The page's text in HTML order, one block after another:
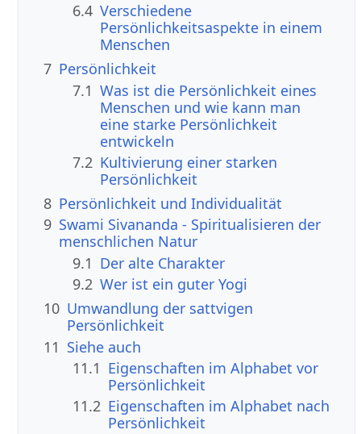
6.4 Verschiedene
Persönlichkeitsaspekte in einem
Menschen
7 Persönlichkeit
7.1 Was ist die Persönlichkeit eines
Menschen und wie kann man
eine starke Persönlichkeit
entwickeln
7.2 Kultivierung einer starken
Persönlichkeit
8 Persönlichkeit und Individualität
9 Swami Sivananda - Spiritualisieren der
menschlichen Natur
9.1 Der alte Charakter
9.2 Wer ist ein guter Yogi
10 Umwandlung der sattvigen
Persönlichkeit
11 Siehe auch
11.1 Eigenschaften im Alphabet vor
Persönlichkeit
11.2 Eigenschaften im Alphabet nach
Persönlichkeit